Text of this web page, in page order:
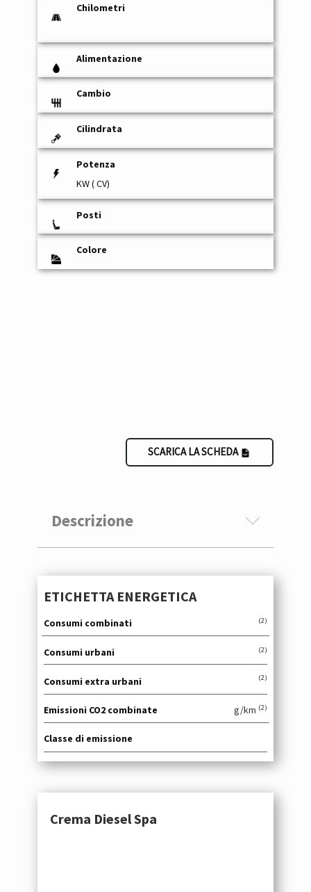
Chilometri
Alimentazione
Cambio
Cilindrata
Potenza
KW ( CV)
Posti
Colore
SCARICA LA SCHEDA
Descrizione
ETICHETTA ENERGETICA
(2)
Consumi combinati
Consumi urbani (2)
(2)
Consumi extra urbani
Emissioni CO2 combinate g/km (2)
Classe di emissione
Crema Diesel Spa